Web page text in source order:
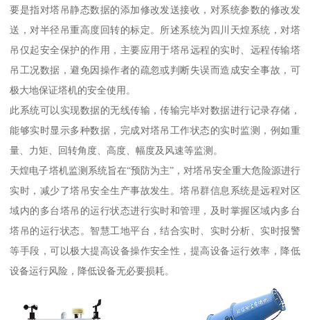
要是指对塔吊静态数据的添加修改发送接收，对系统参数的修改发
送，对半径吊重高度回转的标定。所述系统为四川天煌系统，对塔
吊仅起安全保护的作用，主要应用于塔吊远程的实时、远程传输塔
吊工况数据，避免因操作者的疏忽或判断失误而造成安全事故，可
极大地保证塔机的安全使用。
此系统可以实现数据的无线传输，传输完毕对数据进行记录存储，
能够实时显示多种数据，完成对塔吊工作状态的实时监测，例如重
量、力矩、回转角度、高度、幅度及风速等监测。
天煌电子塔机监测系统旨在“预防为主”，对塔吊安全重大危险源进行
实时，减少了塔吊安全生产事故发生。塔吊群信息系统是远程对区
域内的多台塔吊的运行状态进行实时和管理，及时掌握区域内多台
塔吊的运行状态。智慧工地平台，结合实时、实时分析、实时报警
等手段，可以极大提高设备操作安全性，提高设备运行效率，降低
设备运行风险，降低设备无必要损耗。